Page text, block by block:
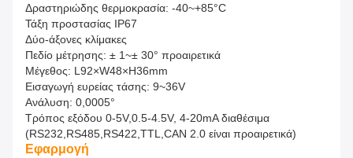
Δραστηριώδης θερμοκρασία: -40~+85°C
Τάξη προστασίας IP67
Δύο-άξονες κλίμακες
Πεδίο μέτρησης: ± 1~± 30° προαιρετικά
Μέγεθος: L92×W48×H36mm
Εισαγωγή ευρείας τάσης: 9~36V
Ανάλυση: 0,0005°
Τρόπος εξόδου 0-5V,0.5-4.5V, 4-20mA διαθέσιμα
(RS232,RS485,RS422,TTL,CAN 2.0 είναι προαιρετικά)
Εφαρμογή